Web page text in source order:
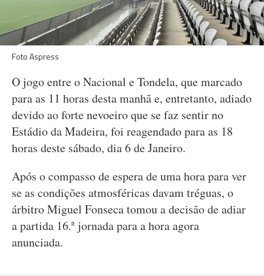
Foto Aspress
O jogo entre o Nacional e Tondela, que marcado
para as 11 horas desta manhã e, entretanto, adiado
devido ao forte nevoeiro que se faz sentir no
Estádio da Madeira, foi reagendado para as 18
horas deste sábado, dia 6 de Janeiro.
Após o compasso de espera de uma hora para ver
se as condições atmosféricas davam tréguas, o
árbitro Miguel Fonseca tomou a decisão de adiar
a partida 16.ª jornada para a hora agora
anunciada.